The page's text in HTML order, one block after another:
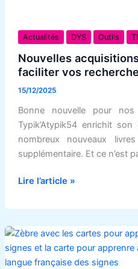
Actualités DYS Outils
Nouvelles
faciliter vos
15/12/2025
Bonne nouvelle pour nos
Typik’Atypik54 enrichit
nombreux nouveaux
supplémentaire. Et ce n’est
acquisitions
et
site
pour
faciliter
vos
recherches
!
Lire l’article »